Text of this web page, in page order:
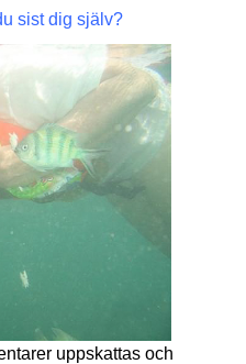
sist dig själv?
uppskattas och